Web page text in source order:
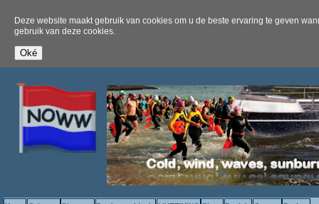
Deze website maakt gebruik van cookies om u de beste ervaring te geven
gebruik van deze cookies.